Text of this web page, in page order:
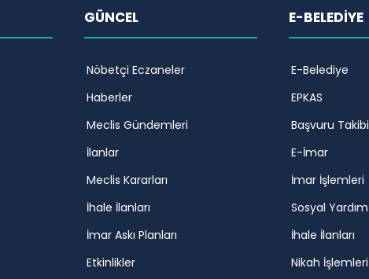
GÜNCEL
Nöbetçi Eczaneler
Haberler
Meclis Gündemleri
İlanlar
Meclis Kararları
İhale İlanları
İmar Askı Planları
Etkinlikler
E-BELEDİYE
E-Belediye
EPKAS
Başvuru Takibi
E-İmar
İmar İşlemleri
Sosyal Yardım
İhale İlanları
Nikah İşlemleri